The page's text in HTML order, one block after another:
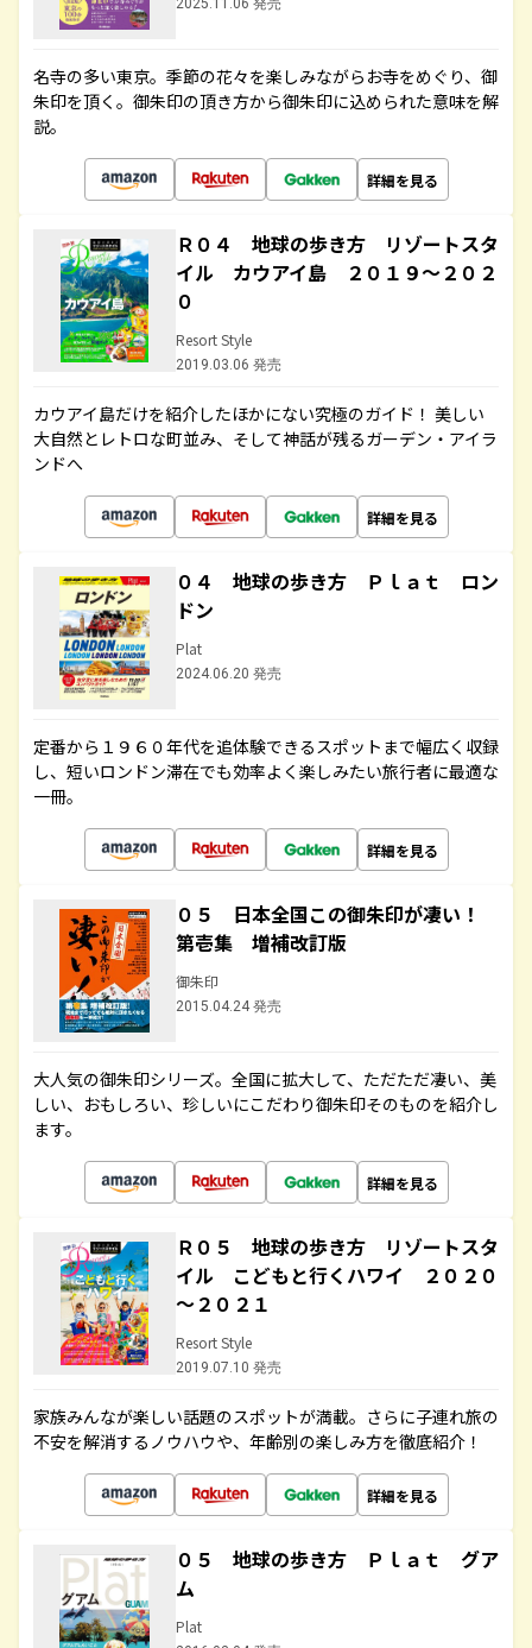
2025.11.06 発売
名寺の多い東京。季節の花々を楽しみながらお寺をめぐり、御
朱印を頂く。御朱印の頂き方から御朱印に込められた意味を解
説。
詳細を見る
Ｒ０４ 地球の歩き方 リゾートスタ
イル カウアイ島 ２０１９～２０２
０
Resort Style
2019.03.06 発売
カウアイ島だけを紹介したほかにない究極のガイド！ 美しい
大自然とレトロな町並み、そして神話が残るガーデン・アイラ
ンドへ
詳細を見る
０４ 地球の歩き方 Ｐｌａｔ ロン
ドン
Plat
2024.06.20 発売
定番から１９６０年代を追体験できるスポットまで幅広く収録
し、短いロンドン滞在でも効率よく楽しみたい旅行者に最適な
一冊。
詳細を見る
０５ 日本全国この御朱印が凄い！
第壱集 増補改訂版
御朱印
2015.04.24 発売
大人気の御朱印シリーズ。全国に拡大して、ただただ凄い、美
しい、おもしろい、珍しいにこだわり御朱印そのものを紹介し
ます。
詳細を見る
Ｒ０５ 地球の歩き方 リゾートスタ
イル こどもと行くハワイ ２０２０
～２０２１
Resort Style
2019.07.10 発売
家族みんなが楽しい話題のスポットが満載。さらに子連れ旅の
不安を解消するノウハウや、年齢別の楽しみ方を徹底紹介！
詳細を見る
０５ 地球の歩き方 Ｐｌａｔ グア
ム
Plat